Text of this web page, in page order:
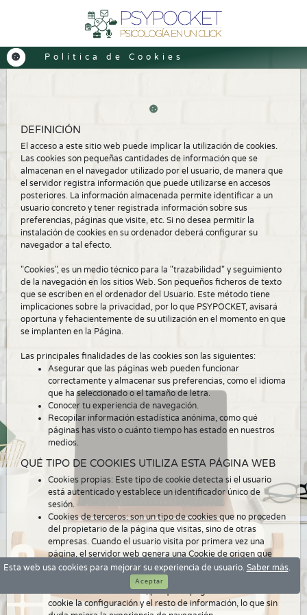
Esta web usa cookies para mejorar su experiencia de usuario. Saber más.
Aceptar
Política de Cookies
DEFINICIÓN
El acceso a este sitio web puede implicar la utilización de cookies.
Las cookies son pequeñas cantidades de información que se
almacenan en el navegador utilizado por el usuario, de manera que
el servidor registra información que puede utilizarse en accesos
posteriores. La información almacenada permite identificar a un
usuario concreto y tener registrada información sobre sus
preferencias, páginas que visite, etc. Si no desea permitir la
instalación de cookies en su ordenador deberá configurar su
navegador a tal efecto.
"Cookies", es un medio técnico para la "trazabilidad" y seguimiento
de la navegación en los sitios Web. Son pequeños ficheros de texto
que se escriben en el ordenador del Usuario. Este método tiene
implicaciones sobre la privacidad, por lo que PSYPOCKET, avisará
oportuna y fehacientemente de su utilización en el momento en que
se implanten en la Página.
Las principales finalidades de las cookies son las siguientes:
Asegurar que las páginas web pueden funcionar
correctamente y almacenar sus preferencias, como el idioma
que ha seleccionado o el tamaño de letra.
Conocer tu experiencia de navegación.
Recopilar información estadística anónima, como qué
páginas has visto o cuánto tiempo has estado en nuestros
medios.
QUÉ TIPO DE COOKIES UTILIZA ESTA PÁGINA WEB
Cookies propias: Este tipo de cookie detecta si el usuario
está autenticado y establece un identificador único de
sesión.
Cookies de terceros: son un tipo de cookies que no proceden
del propietario de la página que visitas, sino de otras
empresas. Cuando el usuario visita por primera vez una
página, el servidor web genera una Cookie de origen que
almacena su configuración y la información introducida. Si
vuelve a acceder a la página, no es necesario que introduzca
de nuevo todos los datos, porque la página extrae de esta
cookie la configuración y el resto de información, lo que sin